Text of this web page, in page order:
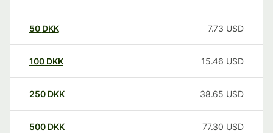
50 DKK 7.73 USD
100 DKK 15.46 USD
250 DKK 38.65 USD
500 DKK 77.30 USD